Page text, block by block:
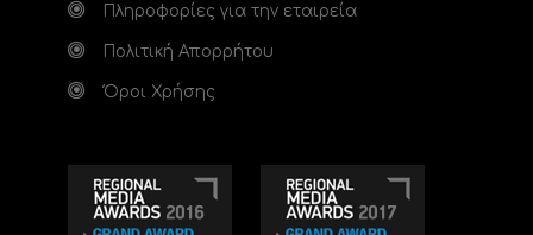
Πληροφορίες για την εταιρεία
Πολιτική Απορρήτου
Όροι Χρήσης